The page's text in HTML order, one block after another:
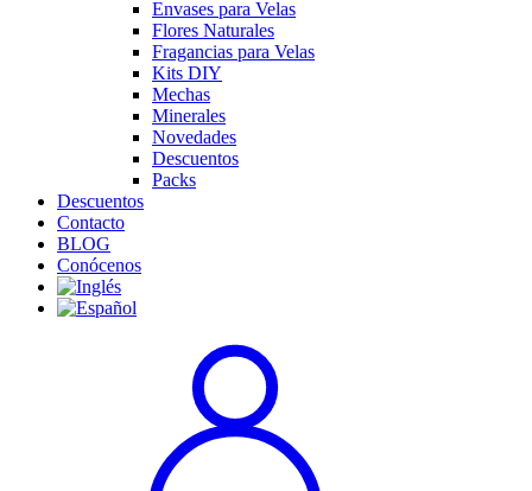
Envases para Velas
Flores Naturales
Fragancias para Velas
Kits DIY
Mechas
Minerales
Novedades
Descuentos
Packs
Descuentos
Contacto
BLOG
Conócenos